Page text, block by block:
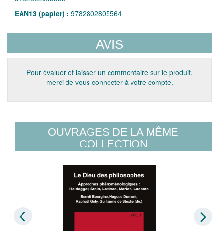
EAN13 (papier) : 9782802805564
AVIS
Pour évaluer et laisser un commentaire sur le produit,
merci de vous connecter à votre compte.
OUVRAGES DE LA MÊME
COLLECTION